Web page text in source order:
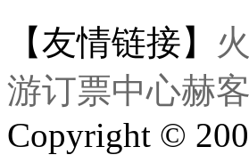
【友情链接】
游订票中心赫
Copyright ©